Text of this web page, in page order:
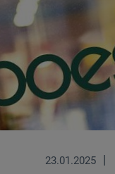
23.01.2025 |